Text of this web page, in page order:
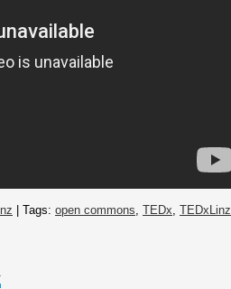
| Tags: open commons, TEDx, TEDxLinz